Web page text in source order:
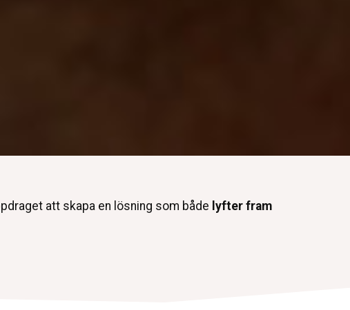
att skapa en lösning som både lyfter fram